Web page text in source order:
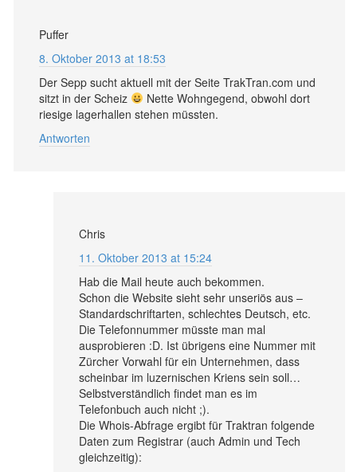
Puffer
8. Oktober 2013 at 18:53
Der Sepp sucht aktuell mit der Seite TrakTran.com und
sitzt in der Scheiz
Nette Wohngegend, obwohl dort
riesige lagerhallen stehen müssten.
Antworten
Chris
11. Oktober 2013 at 15:24
Hab die Mail heute auch bekommen.
Schon die Website sieht sehr unseriös aus –
Standardschriftarten, schlechtes Deutsch, etc.
Die Telefonnummer müsste man mal
ausprobieren :D. Ist übrigens eine Nummer mit
Zürcher Vorwahl für ein Unternehmen, dass
scheinbar im luzernischen Kriens sein soll…
Selbstverständlich findet man es im
Telefonbuch auch nicht ;).
Die Whois-Abfrage ergibt für Traktran folgende
Daten zum Registrar (auch Admin und Tech
gleichzeitig):